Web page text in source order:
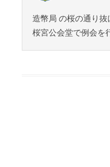
造幣局 の桜の通り抜
桜宮公会堂で例会を